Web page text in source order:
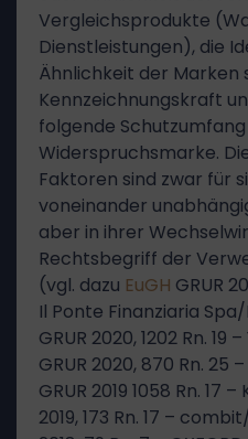
Vergleichsprodukte
Dienstleistungen), die
Ähnlichkeit der Marken
Kennzeichnungskraft
folgende
Widerspruchsmarke.
Faktoren sind zwar für
voneinander
aber in ihrer
Rechtsbegriff der
(vgl. dazu EuGH GRUR
Il Ponte Finanziaria Spa/
GRUR 2020, 1202 Rn. 19
GRUR 2020, 870 Rn. 25
GRUR 2019 1058 Rn. 17 –
2019, 173 Rn. 17 –